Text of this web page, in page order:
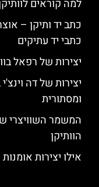
למה קוראים
כתבי יד עתיקים
יצירות של רפאל
יצירות של דה
ומסתורית
המשמר השוויצרי
הוותיקן
אילו יצירות